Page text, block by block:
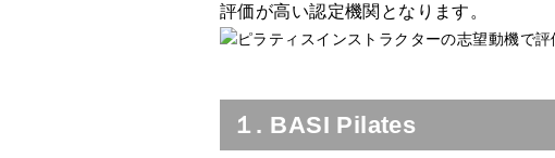
評価が高い認定機関となります。
１. BASI Pilates